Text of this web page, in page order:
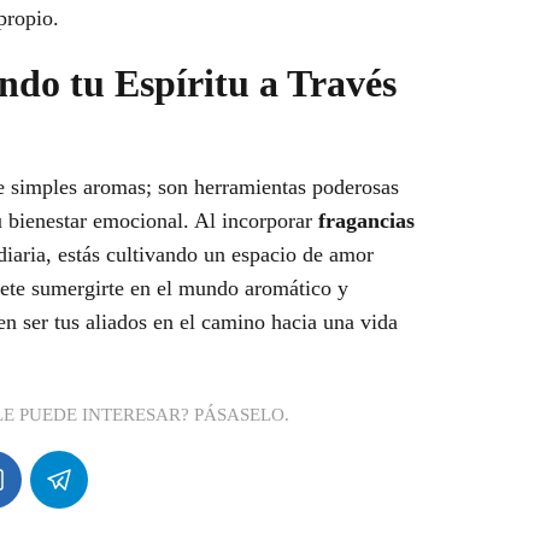
tu Espíritu a Través
aromas; son herramientas poderosas
emocional. Al incorporar fragancias
estás cultivando un espacio de amor
sumergirte en el mundo aromático y
ser tus aliados en el camino hacia una vida
PUEDE INTERESAR? PÁSASELO.